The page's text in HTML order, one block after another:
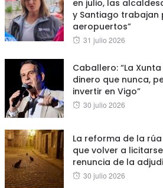
en julio, las
y Santiago trabajan
aeropuertos”
Posted
31 julio 2026
Caballero: “La
dinero que nunca,
invertir en Vigo”
Posted
30 julio 2026
La reforma de la
que volver a
renuncia de la
Posted
30 julio 2026